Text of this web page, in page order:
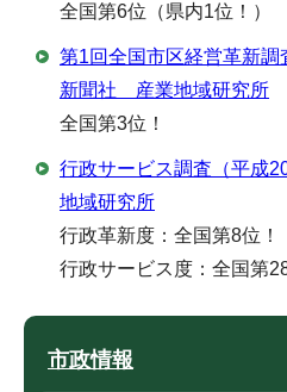
全国第6位（県内1位！）
第1回全国市区経営革新
新聞社 産業地域研究所
全国第3位！
行政サービス調査（平成
地域研究所
行政革新度：全国第8位！
行政サービス度：全国第
市政情報